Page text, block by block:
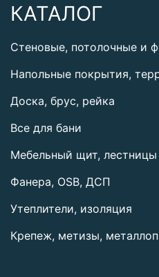
КАТАЛОГ
Стеновые, потолочные и
Напольные покрытия,
Доска, брус, рейка
Все для бани
Мебельный щит, лестницы
Фанера, OSB, ДСП
Утеплители, изоляция
Крепеж, метизы,